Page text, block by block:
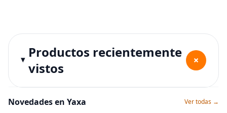
Productos recientemente
vistos
+
Novedades en Yaxa Ver todas →